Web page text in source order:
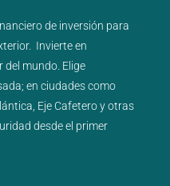
de inversión para
Invierte en
del mundo. Elige
; en ciudades como
Eje Cafeteroyotras
desde el primer